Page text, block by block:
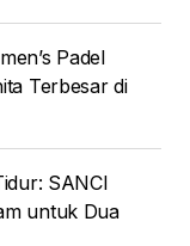
Padel
Terbesar di
SANCI
untuk Dua